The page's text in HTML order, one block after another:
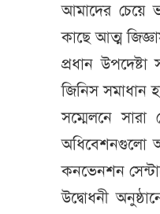
আমাদের চেয়ে
কাছে আত্ম
প্রধান
জিনিস সমাধান
সম্মেলনে সারা
অধিবেশনগুলো
কনভেনশন
উদ্বোধনী